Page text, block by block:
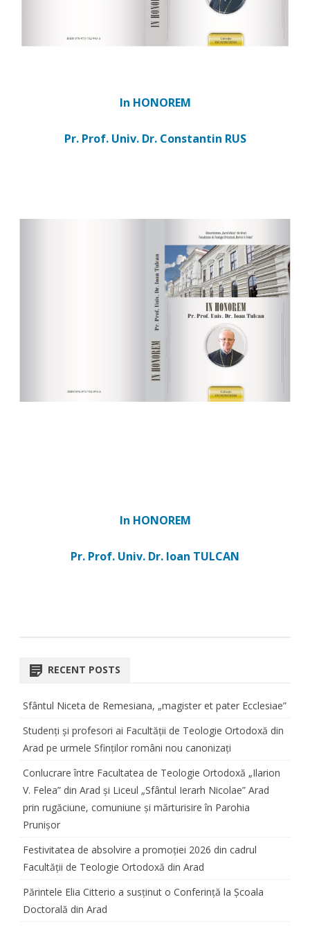
In HONOREM
Pr. Prof. Univ. Dr. Constantin RUS
In HONOREM
Pr. Prof. Univ. Dr. Ioan TULCAN
RECENT POSTS
Sfântul Niceta de Remesiana, „magister et pater Ecclesiae”
Studenți și profesori ai Facultății de Teologie Ortodoxă din
Arad pe urmele Sfinților români nou canonizați
Conlucrare între Facultatea de Teologie Ortodoxă „Ilarion
V. Felea” din Arad și Liceul „Sfântul Ierarh Nicolae” Arad
prin rugăciune, comuniune și mărturisire în Parohia
Prunișor
Festivitatea de absolvire a promoției 2026 din cadrul
Facultății de Teologie Ortodoxă din Arad
Părintele Elia Citterio a susținut o Conferință la Școala
Doctorală din Arad